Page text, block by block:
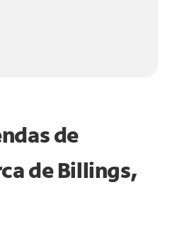
de
deBillings,